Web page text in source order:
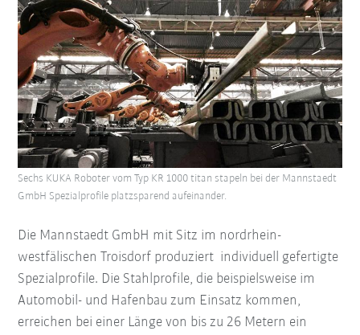
Die Mannstaedt GmbH mit Sitz im nordrhein-
westfälischen Troisdorf produziert individuell gefertigte
Spezialprofile. Die Stahlprofile, die beispielsweise im
Automobil- und Hafenbau zum Einsatz kommen,
erreichen bei einer Länge von bis zu 26 Metern ein
Sechs KUKA Roboter vom Typ KR 1000 titan stapeln bei der Mannstaedt
GmbH Spezialprofile platzsparend aufeinander.